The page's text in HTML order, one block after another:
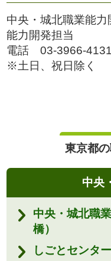
中央・城北職業能
能力開発担当
電話 03-3966-4131
※土日、祝日除く
東京都
中央
中央・城北職
橋）
しごとセンタ